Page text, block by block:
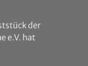
der
e.V. hat